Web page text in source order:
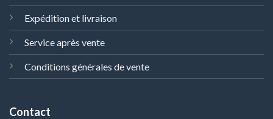
Expédition et livraison
Service après vente
Conditions générales de vente
Contact